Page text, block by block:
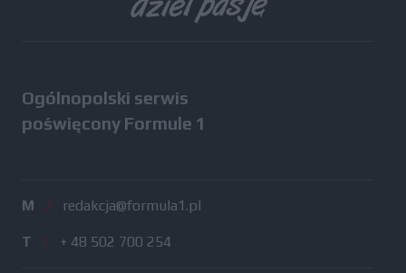
Ogólnopolski serwis
poświęcony Formule 1
M / redakcja@formula1.pl
T / + 48 502 700 254